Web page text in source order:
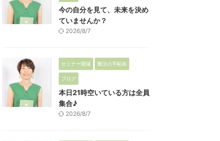
今の自分を見て、未来を決め
ていませんか？
2026/8/7
セミナー開催 魔法の手帖術
ブログ
本日21時空いている方は全員
集合♪
2026/8/7